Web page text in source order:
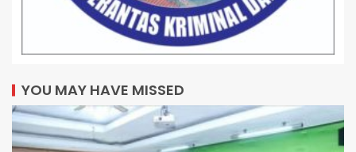
YOU MAY HAVE MISSED